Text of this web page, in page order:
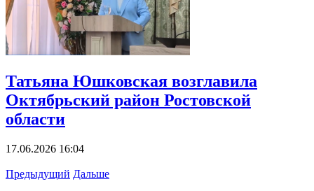
Татьяна Юшковская возглавила
Октябрьский район Ростовской
области
17.06.2026 16:04
Предыдущий Дальше